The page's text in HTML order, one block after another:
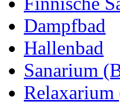
Dampfbad
Hallenbad
Sanarium
Relaxarium